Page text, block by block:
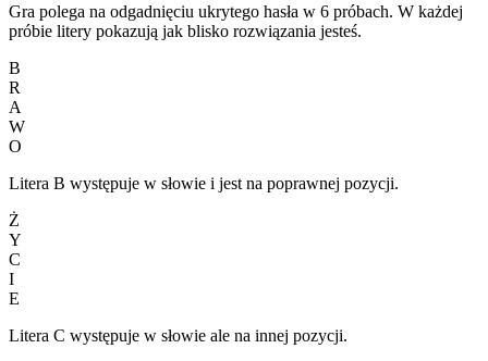
Gra polega na odgadnięciu ukrytego hasła w 6 próbach. W każdej
próbie litery pokazują jak blisko rozwiązania jesteś.
B
R
A
W
O
Litera B występuje w słowie i jest na poprawnej pozycji.
Ż
Y
C
I
E
Litera C występuje w słowie ale na innej pozycji.